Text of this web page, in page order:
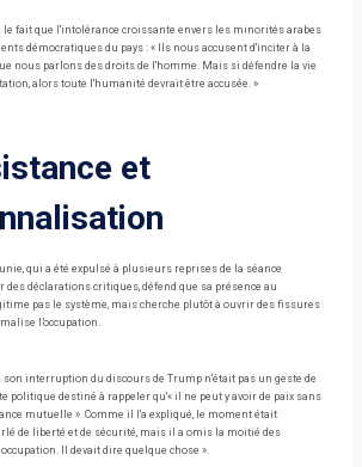
le fait que l'intolérance croissante envers les minorités arabes
démocratiques du pays : « Ils nous accusent d'inciter à la
nous parlons des droits de l'homme. Mais si défendre la vie
alors toute l'humanité devrait être accusée. »
et
qui a été expulsé à plusieurs reprises de la séance
des déclarations critiques, défend que sa présence au
pas le système, mais cherche plutôt à ouvrir des fissures
l’occupation.
interruption du discours de Trump n'était pas un geste de
politique destiné à rappeler qu'« il ne peut y avoir de paix sans
mutuelle ». Comme il l'a expliqué, le moment était
de liberté et de sécurité, mais il a omis la moitié des
Il devait dire quelque chose ».